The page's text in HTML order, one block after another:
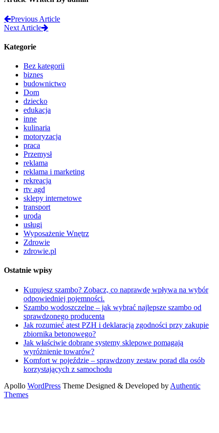
Previous Article
Next Article
Kategorie
Bez kategorii
biznes
budownictwo
Dom
dziecko
edukacja
inne
kulinaria
motoryzacja
praca
Przemysł
reklama
reklama i marketing
rekreacja
rtv agd
sklepy internetowe
transport
uroda
usługi
Wyposażenie Wnętrz
Zdrowie
zdrowie.pl
Ostatnie wpisy
Kupujesz szambo? Zobacz, co naprawdę wpływa na wybór
odpowiedniej pojemności.
Szambo wodoszczelne – jak wybrać najlepsze szambo od
sprawdzonego producenta
Jak rozumieć atest PZH i deklaracją zgodności przy zakupie
zbiornika betonowego?
Jak właściwie dobrane systemy sklepowe pomagają
wyróżnienie towarów?
Komfort w pojeździe – sprawdzony zestaw porad dla osób
korzystających z samochodu
Apollo WordPress Theme Designed & Developed by Authentic
Themes